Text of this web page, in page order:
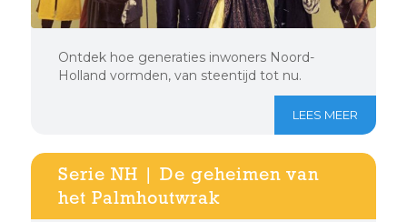
Ontdek hoe generaties inwoners Noord-
Holland vormden, van steentijd tot nu.
LEES MEER
Serie NH | De geheimen van
het Palmhoutwrak